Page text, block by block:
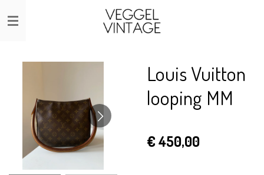
Ga
direct
Louis Vuitton
looping MM
€ 450,00